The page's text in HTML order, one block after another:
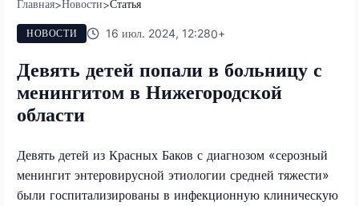
Главная>Новости>Статья
НОВОСТИ 16 июл. 2024, 12:280+
Девять детей попали в больницу с
менингитом в Нижегородской
области
Девять детей из Красных Баков с диагнозом «серозный
менингит энтеровирусной этиологии средней тяжести»
были госпитализированы в инфекционную клиническую